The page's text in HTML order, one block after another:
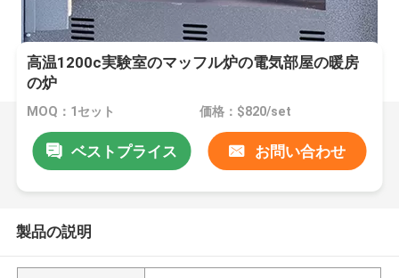
高温1200c実験室のマッフル炉の電気部屋の暖房
の炉
MOQ：1セット 価格：$820/set
ベストプライス お問い合わせ
製品の説明